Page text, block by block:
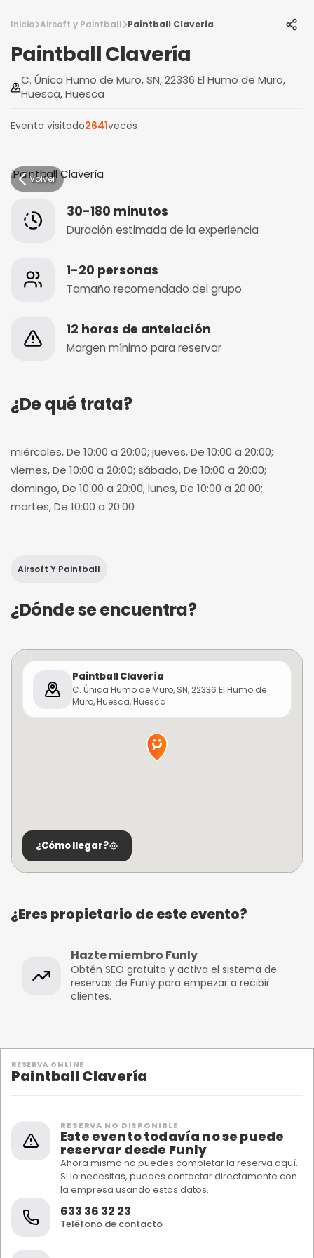
Inicio Airsoft y Paintball Paintball Clavería
Paintball Clavería
C. Única Humo de Muro, SN, 22336 El Humo de Muro,
Huesca, Huesca
Evento visitado2641veces
Volver
30-180 minutos
Duración estimada de la experiencia
1-20 personas
Tamaño recomendado del grupo
12 horas de antelación
Margen mínimo para reservar
¿De qué trata?
miércoles, De 10:00 a 20:00; jueves, De 10:00 a 20:00;
viernes, De 10:00 a 20:00; sábado, De 10:00 a 20:00;
domingo, De 10:00 a 20:00; lunes, De 10:00 a 20:00;
martes, De 10:00 a 20:00
Airsoft Y Paintball
¿Dónde se encuentra?
Paintball Clavería
C. Única Humo de Muro, SN, 22336 El Humo de
Muro, Huesca, Huesca
¿Cómo llegar?
¿Eres propietario de este evento?
Hazte miembro Funly
Obtén SEO gratuito y activa el sistema de
reservas de Funly para empezar a recibir
clientes.
RESERVA ONLINE
Paintball Clavería
RESERVA NO DISPONIBLE
Este evento todavía no se puede
reservar desde Funly
Ahora mismo no puedes completar la reserva aquí.
Si lo necesitas, puedes contactar directamente con
la empresa usando estos datos.
633 36 32 23
Teléfono de contacto